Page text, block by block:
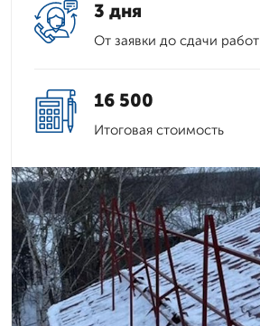
3 дня
От заявки до сдачи работ
16 500
Итоговая стоимость